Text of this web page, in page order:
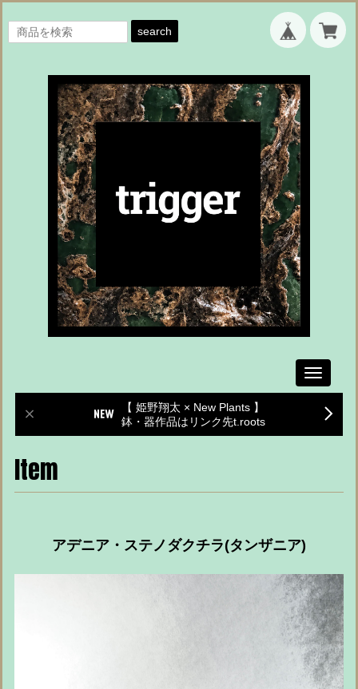
search
Toggle
【 姫野翔太 × New Plants 】
鉢・器作品はリンク先t.roots
Item
アデニア・ステノダクチラ(タンザニア)